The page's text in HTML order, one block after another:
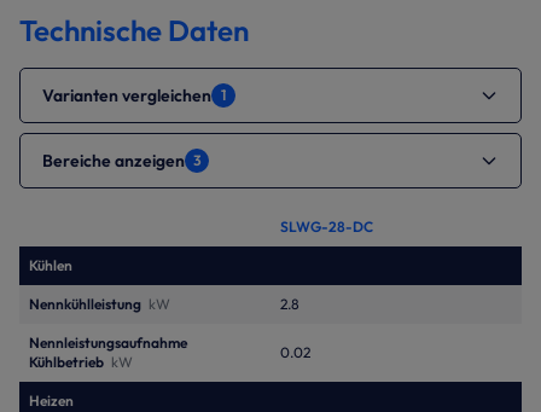
Technische Daten
Varianten vergleichen 1
Bereiche anzeigen 3
SLWG-28-DC
Kühlen
Nennkühlleistung kW 2.8
Nennleistungsaufnahme
Kühlbetrieb kW
0.02
Heizen